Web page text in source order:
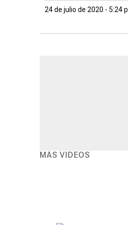
24 de julio de 2020 - 5:24
MÁS VIDEOS